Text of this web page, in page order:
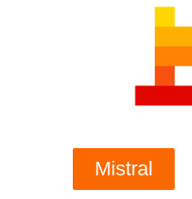
Mistral